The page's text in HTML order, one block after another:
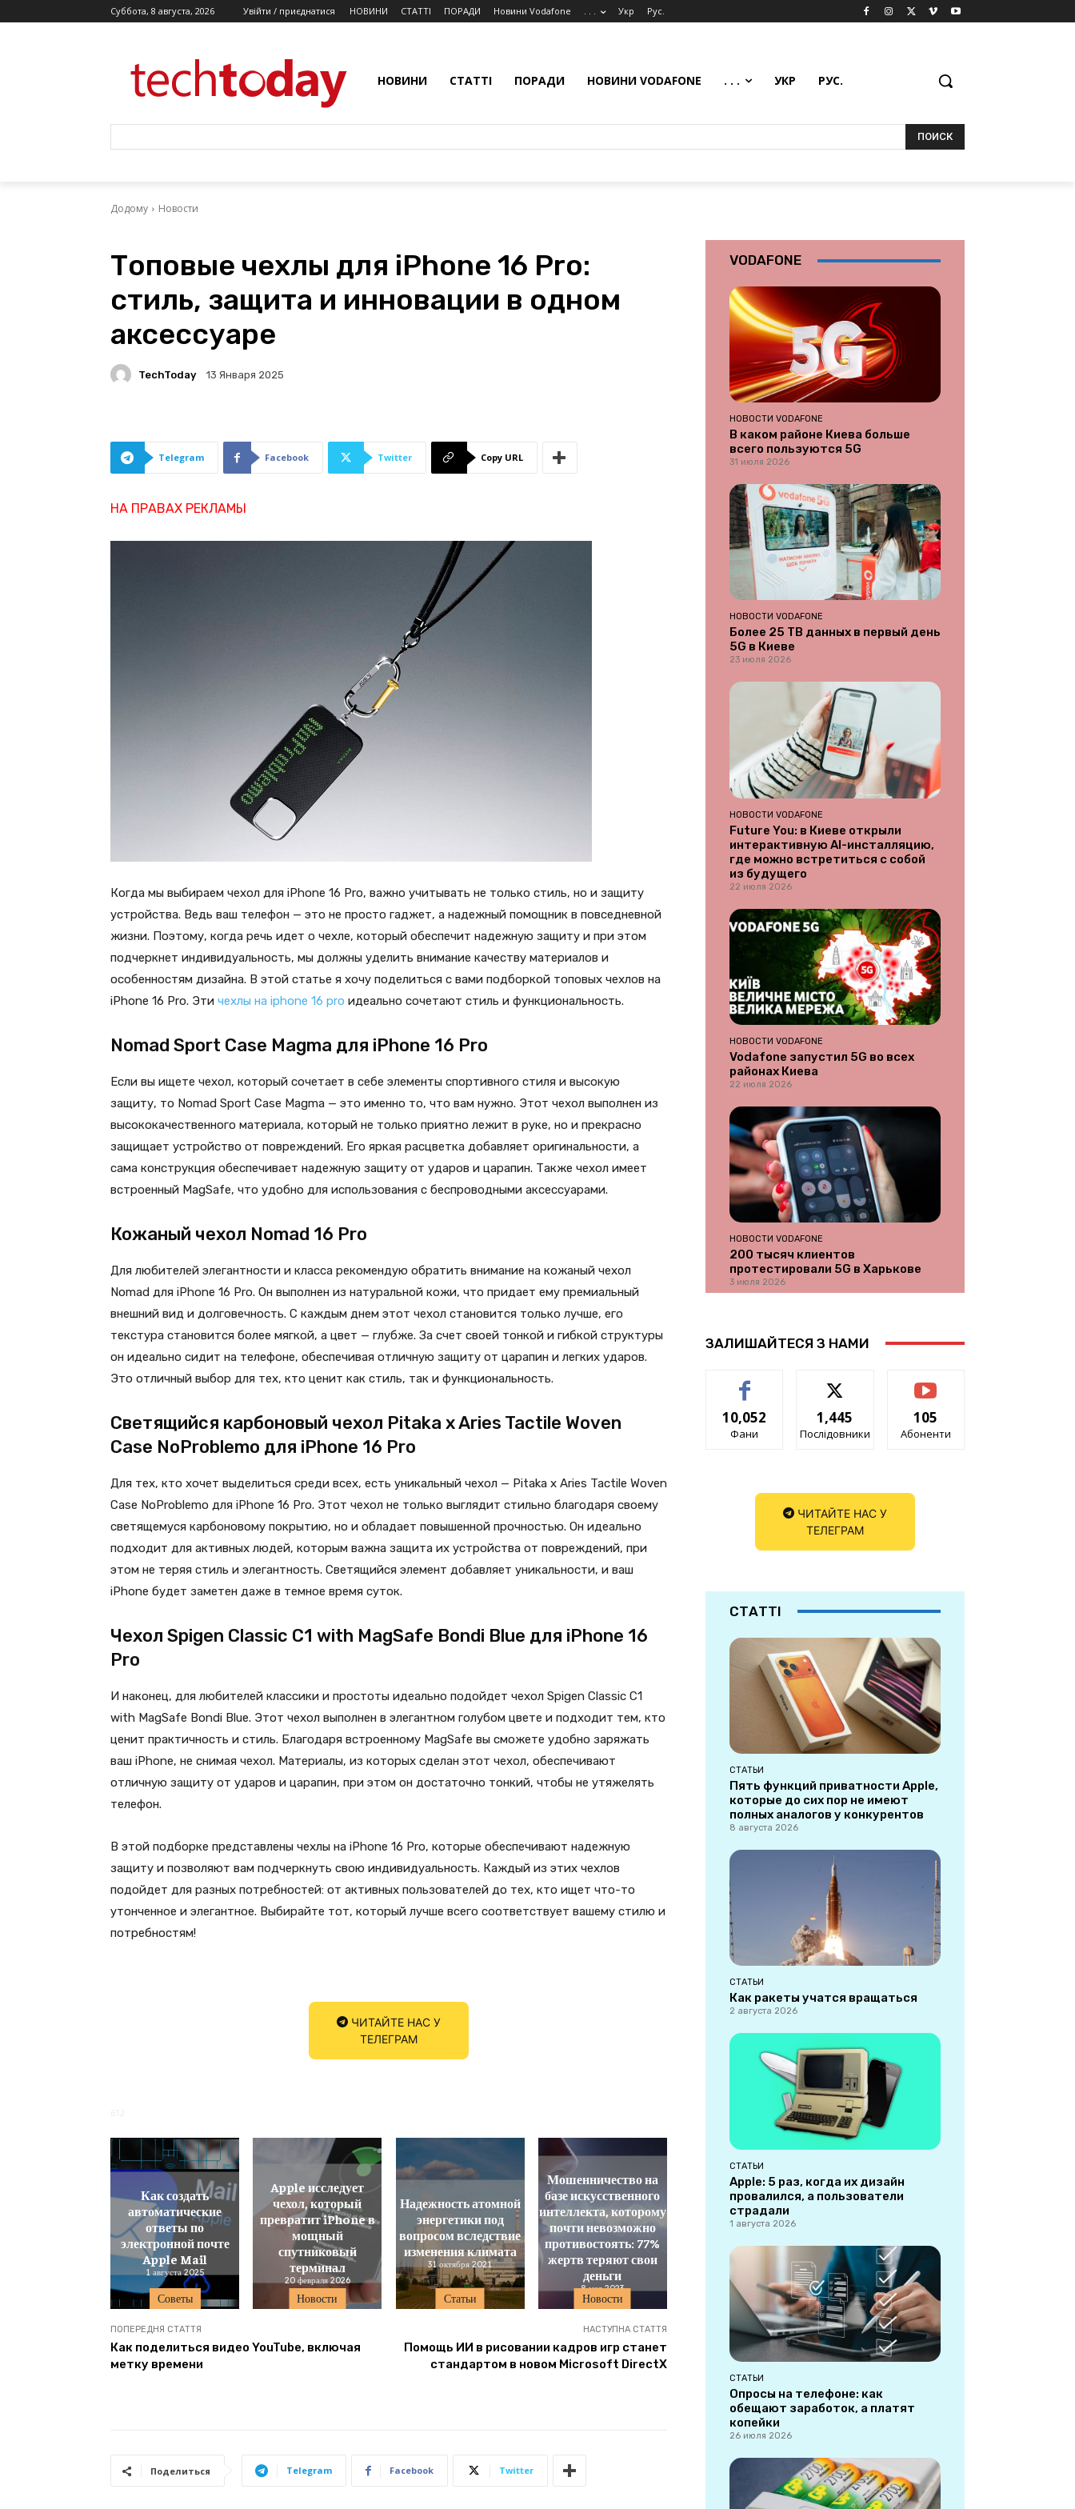
Суббота, 8 августа, 2026 Увійти / приєднатися НОВИНИ СТАТТІ ПОРАДИ Новини Vodafone . . . Укр Рус.
НОВИНИ СТАТТІ ПОРАДИ НОВИНИ VODAFONE . . . УКР РУС.
ПОИСК
Додому Новости
Топовые чехлы для iPhone 16 Pro:
стиль, защита и инновации в одном
аксессуаре
TechToday 13 Января 2025
Telegram Facebook Twitter Copy URL
НА ПРАВАХ РЕКЛАМЫ
Когда мы выбираем чехол для iPhone 16 Pro, важно учитывать не только стиль, но и защиту
устройства. Ведь ваш телефон — это не просто гаджет, а надежный помощник в повседневной
жизни. Поэтому, когда речь идет о чехле, который обеспечит надежную защиту и при этом
подчеркнет индивидуальность, мы должны уделить внимание качеству материалов и
особенностям дизайна. В этой статье я хочу поделиться с вами подборкой топовых чехлов на
iPhone 16 Pro. Эти чехлы на iphone 16 pro идеально сочетают стиль и функциональность.
Nomad Sport Case Magma для iPhone 16 Pro
Если вы ищете чехол, который сочетает в себе элементы спортивного стиля и высокую
защиту, то Nomad Sport Case Magma — это именно то, что вам нужно. Этот чехол выполнен из
высококачественного материала, который не только приятно лежит в руке, но и прекрасно
защищает устройство от повреждений. Его яркая расцветка добавляет оригинальности, а
сама конструкция обеспечивает надежную защиту от ударов и царапин. Также чехол имеет
встроенный MagSafe, что удобно для использования с беспроводными аксессуарами.
Кожаный чехол Nomad 16 Pro
Для любителей элегантности и класса рекомендую обратить внимание на кожаный чехол
Nomad для iPhone 16 Pro. Он выполнен из натуральной кожи, что придает ему премиальный
внешний вид и долговечность. С каждым днем этот чехол становится только лучше, его
текстура становится более мягкой, а цвет — глубже. За счет своей тонкой и гибкой структуры
он идеально сидит на телефоне, обеспечивая отличную защиту от царапин и легких ударов.
Это отличный выбор для тех, кто ценит как стиль, так и функциональность.
Светящийся карбоновый чехол Pitaka x Aries Tactile Woven
Case NoProblemo для iPhone 16 Pro
Для тех, кто хочет выделиться среди всех, есть уникальный чехол — Pitaka x Aries Tactile Woven
Case NoProblemo для iPhone 16 Pro. Этот чехол не только выглядит стильно благодаря своему
светящемуся карбоновому покрытию, но и обладает повышенной прочностью. Он идеально
подходит для активных людей, которым важна защита их устройства от повреждений, при
этом не теряя стиль и элегантность. Светящийся элемент добавляет уникальности, и ваш
iPhone будет заметен даже в темное время суток.
Чехол Spigen Classic C1 with MagSafe Bondi Blue для iPhone 16
Pro
И наконец, для любителей классики и простоты идеально подойдет чехол Spigen Classic C1
with MagSafe Bondi Blue. Этот чехол выполнен в элегантном голубом цвете и подходит тем, кто
ценит практичность и стиль. Благодаря встроенному MagSafe вы сможете удобно заряжать
ваш iPhone, не снимая чехол. Материалы, из которых сделан этот чехол, обеспечивают
отличную защиту от ударов и царапин, при этом он достаточно тонкий, чтобы не утяжелять
телефон.
В этой подборке представлены чехлы на iPhone 16 Pro, которые обеспечивают надежную
защиту и позволяют вам подчеркнуть свою индивидуальность. Каждый из этих чехлов
подойдет для разных потребностей: от активных пользователей до тех, кто ищет что-то
утонченное и элегантное. Выбирайте тот, который лучше всего соответствует вашему стилю и
потребностям!
ЧИТАЙТЕ НАС У
ТЕЛЕГРАМ
Советы
Как создать
автоматические
ответы по
электронной почте
Apple Mail
1 августа 2025
Новости
Apple исследует
чехол, который
превратит iPhone в
мощный
спутниковый
терминал
20 февраля 2026
Статьи
Надежность атомной
энергетики под
вопросом вследствие
изменения климата
31 октября 2021
Новости
Мошенничество на
базе искусственного
интеллекта, которому
почти невозможно
противостоять: 77%
жертв теряют свои
деньги
8 мая 2023
ПОПЕРЕДНЯ СТАТТЯ
Как поделиться видео YouTube, включая
метку времени
НАСТУПНА СТАТТЯ
Помощь ИИ в рисовании кадров игр станет
стандартом в новом Microsoft DirectX
Поделиться Telegram Facebook Twitter
VODAFONE
НОВОСТИ VODAFONE
В каком районе Киева больше
всего пользуются 5G
31 июля 2026
НОВОСТИ VODAFONE
Более 25 ТВ данных в первый день
5G в Киеве
23 июля 2026
НОВОСТИ VODAFONE
Future You: в Киеве открыли
интерактивную AI-инсталляцию,
где можно встретиться с собой
из будущего
22 июля 2026
НОВОСТИ VODAFONE
Vodafone запустил 5G во всех
районах Киева
22 июля 2026
НОВОСТИ VODAFONE
200 тысяч клиентов
протестировали 5G в Харькове
3 июля 2026
ЗАЛИШАЙТЕСЯ З НАМИ
10,052
Фани
1,445
Послідовники
105
Абоненти
ЧИТАЙТЕ НАС У
ТЕЛЕГРАМ
СТАТТІ
СТАТЬИ
Пять функций приватности Apple,
которые до сих пор не имеют
полных аналогов у конкурентов
8 августа 2026
СТАТЬИ
Как ракеты учатся вращаться
2 августа 2026
СТАТЬИ
Apple: 5 раз, когда их дизайн
провалился, а пользователи
страдали
1 августа 2026
СТАТЬИ
Опросы на телефоне: как
обещают заработок, а платят
копейки
26 июля 2026